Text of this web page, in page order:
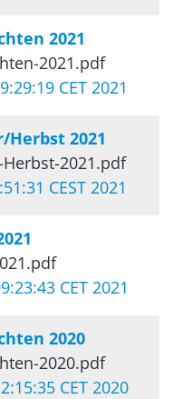
2021
2021.pdf
CET 2021
Herbst 2021
Herbst-2021.pdf
CEST 2021
CET 2021
2020
2020.pdf
CET 2020